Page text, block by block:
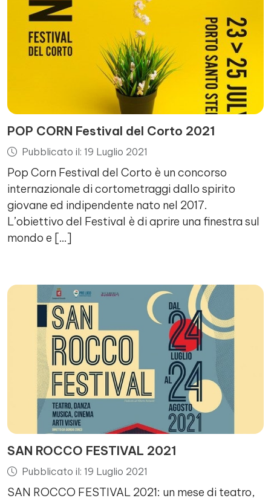
POP CORN Festival del Corto 2021
Pubblicato il: 19 Luglio 2021
Pop Corn Festival del Corto è un concorso
internazionale di cortometraggi dallo spirito
giovane ed indipendente nato nel 2017.
L’obiettivo del Festival è di aprire una finestra sul
mondo e […]
SAN ROCCO FESTIVAL 2021
Pubblicato il: 19 Luglio 2021
SAN ROCCO FESTIVAL 2021: un mese di teatro,